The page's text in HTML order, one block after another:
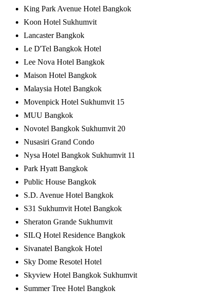
King Park Avenue Hotel Bangkok
Koon Hotel Sukhumvit
Lancaster Bangkok
Le D'Tel Bangkok Hotel
Lee Nova Hotel Bangkok
Maison Hotel Bangkok
Malaysia Hotel Bangkok
Movenpick Hotel Sukhumvit 15
MUU Bangkok
Novotel Bangkok Sukhumvit 20
Nusasiri Grand Condo
Nysa Hotel Bangkok Sukhumvit 11
Park Hyatt Bangkok
Public House Bangkok
S.D. Avenue Hotel Bangkok
S31 Sukhumvit Hotel Bangkok
Sheraton Grande Sukhumvit
SILQ Hotel Residence Bangkok
Sivanatel Bangkok Hotel
Sky Dome Resotel Hotel
Skyview Hotel Bangkok Sukhumvit
Summer Tree Hotel Bangkok